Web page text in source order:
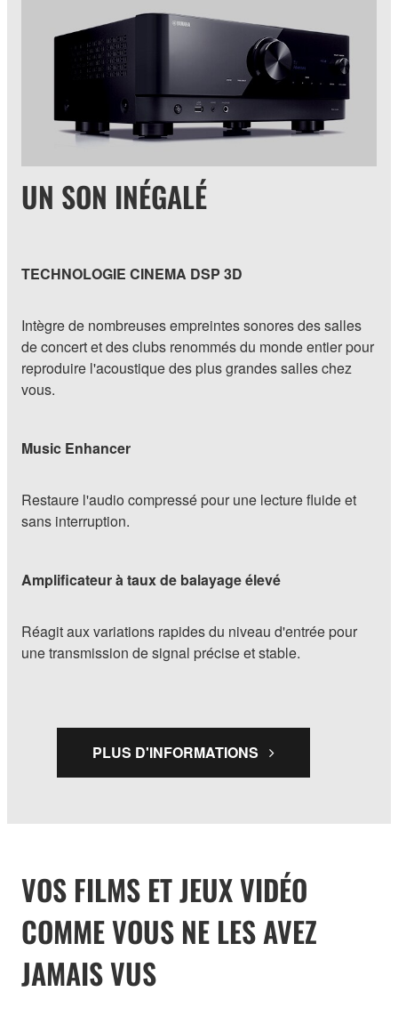
UN SON INÉGALÉ
TECHNOLOGIE CINEMA DSP 3D
Intègre de nombreuses empreintes sonores des salles
de concert et des clubs renommés du monde entier pour
reproduire l'acoustique des plus grandes salles chez
vous.
Music Enhancer
Restaure l'audio compressé pour une lecture fluide et
sans interruption.
Amplificateur à taux de balayage élevé
Réagit aux variations rapides du niveau d'entrée pour
une transmission de signal précise et stable.
PLUS D'INFORMATIONS
VOS FILMS ET JEUX VIDÉO
COMME VOUS NE LES AVEZ
JAMAIS VUS